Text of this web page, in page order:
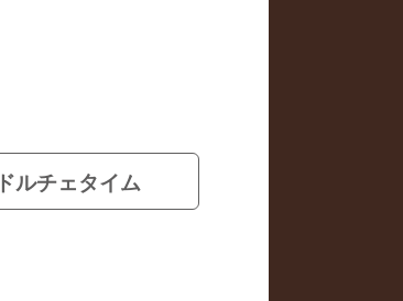
ドルチェタイム